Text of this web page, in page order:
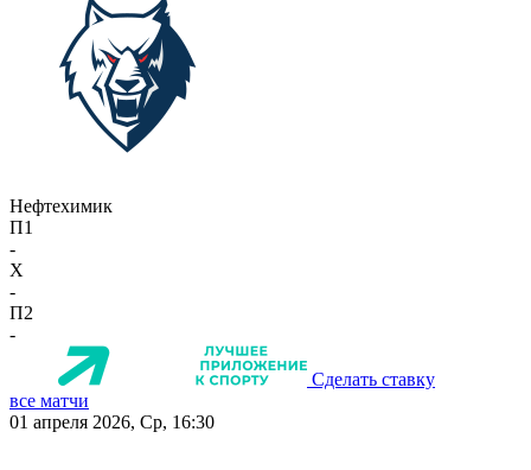
Нефтехимик
П1
-
X
-
П2
-
Сделать ставку
все матчи
01 апреля 2026, Ср, 16:30